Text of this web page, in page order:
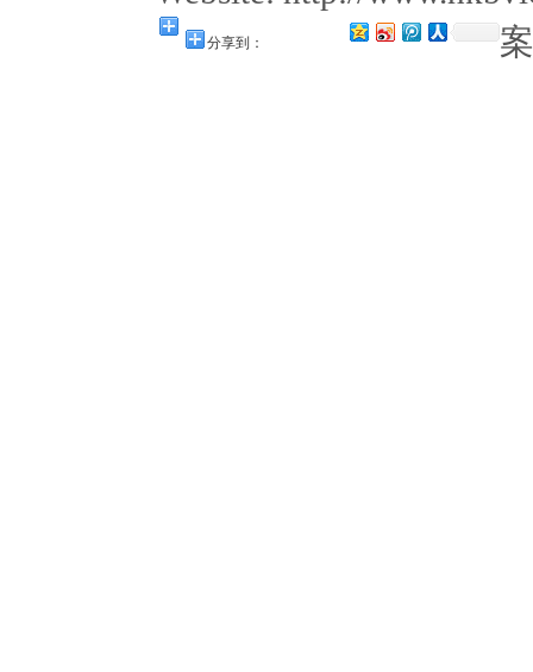
分享到：